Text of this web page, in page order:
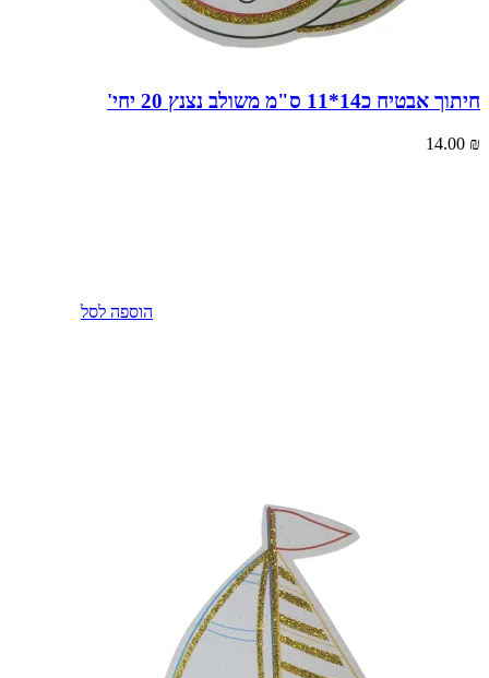
חיתוך אבטיח כ14*11 ס"מ משולב נצנץ 20 יחי'
14.00 ₪
הוספה לסל